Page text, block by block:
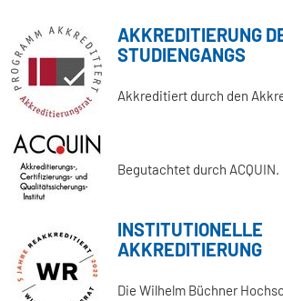
AKKREDITIERUNG
STUDIENGANGS
Akkreditiert durch den
Begutachtet durch ACQUIN.
INSTITUTIONELLE
AKKREDITIERUNG
Die Wilhelm Büchner